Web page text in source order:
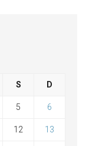
S D
5 6
12 13